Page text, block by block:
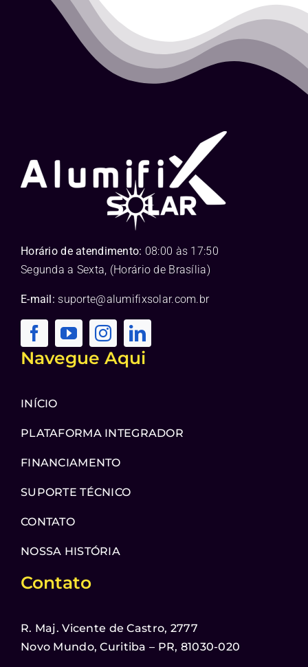
Horário de atendimento: 08:00 às 17:50
Segunda a Sexta, (Horário de Brasília)
E-mail: suporte@alumifixsolar.com.br
Navegue Aqui
INÍCIO
PLATAFORMA INTEGRADOR
FINANCIAMENTO
SUPORTE TÉCNICO
CONTATO
NOSSA HISTÓRIA
Contato
R. Maj. Vicente de Castro, 2777
Novo Mundo, Curitiba – PR, 81030-020